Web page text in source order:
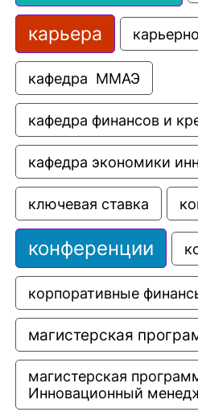
карьера
кафедра  ММАЭ
кафедра финансов и
кафедра экономики
ключевая ставка
конференции
корпоративные
магистерская
магистерская
Инновационный